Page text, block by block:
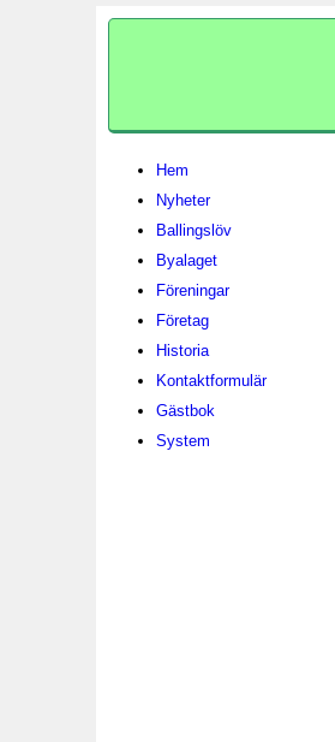
Hem
Nyheter
Ballingslöv
Byalaget
Föreningar
Företag
Historia
Kontaktformulär
Gästbok
System